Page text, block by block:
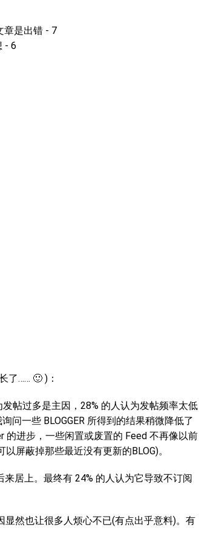
章是出错 - 7
- 6
了…… 🙂 )：
发帖过多是主因，28% 的人认为发帖频率太低
问一些 BLOGGER 所得到的结果稍微降低了
的进步，一些闲置或废置的 Feed 不再像以前
屏蔽掉那些最近没有更新的BLOG)。
来居上。最终有 24% 的人认为它导致不订阅
显然也让很多人烦心不已(有点出乎意料)。有